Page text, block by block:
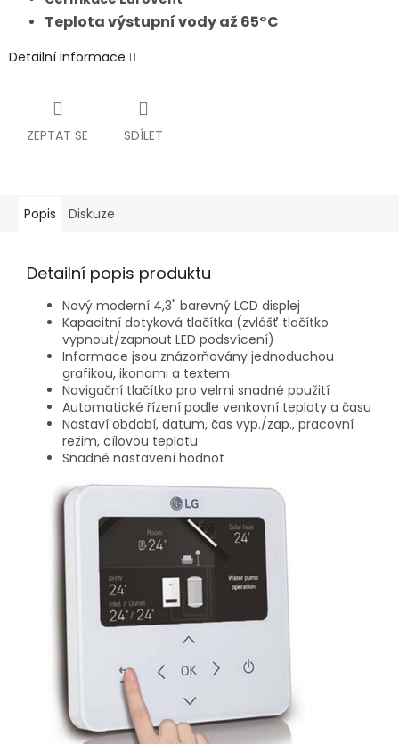
Teplota výstupní vody až 65°C
Detailní informace
ZEPTAT SE SDÍLET
Popis Diskuze
Detailní popis produktu
Nový moderní 4,3" barevný LCD displej
Kapacitní dotyková tlačítka (zvlášť tlačítko
vypnout/zapnout LED podsvícení)
Informace jsou znázorňovány jednoduchou
grafikou, ikonami a textem
Navigační tlačítko pro velmi snadné použití
Automatické řízení podle venkovní teploty a času
Nastaví období, datum, čas vyp./zap., pracovní
režim, cílovou teplotu
Snadné nastavení hodnot